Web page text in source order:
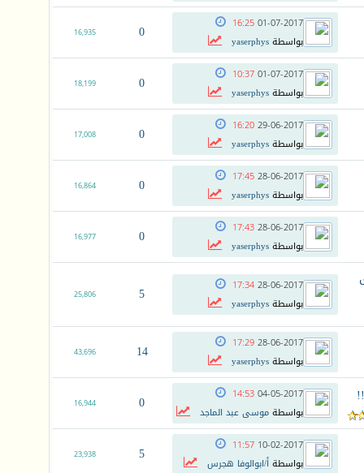
01-07-2017
16:25
بواسطةyaserphys
0
16,935
01-07-2017
10:37
بواسطةyaserphys
0
18,199
29-06-2017
16:20
بواسطةyaserphys
0
17,008
28-06-2017
17:45
بواسطةyaserphys
0
16,864
28-06-2017
17:43
بواسطةyaserphys
0
16,977
28-06-2017
17:34
بواسطةyaserphys
5
25,806
28-06-2017
17:29
بواسطةyaserphys
14
43,696
04-05-2017
14:53
بواسطةموسى عبد الماجد 0
16,944
10-02-2017
11:57
بواسطةأ/ابوالوفا هجرس 5
23,938